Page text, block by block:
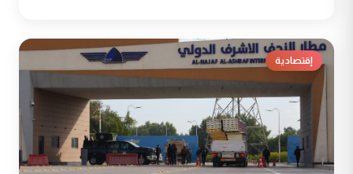
إقتصادية